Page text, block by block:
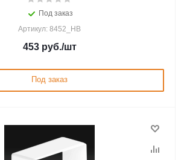
Под заказ
Артикул: 8452_HB
453руб./шт
Под заказ